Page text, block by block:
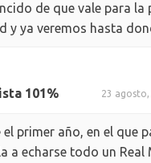
de que vale para la
y ya veremos hasta
101% 23 agosto,
el primer año, en el que
a echarse todo un Real